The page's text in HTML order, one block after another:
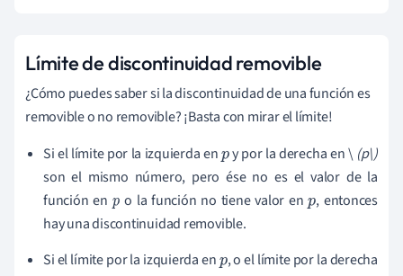
Límite de discontinuidad removible
¿Cómo puedes saber si la discontinuidad de una función es
removible o no removible? ¡Basta con mirar el límite!
Si el límite por la izquierda enpy por la derecha en \ (p\)
son el mismo número, pero ése no es el valor de la
función en p o la función no tiene valor enp, entonces
hay una discontinuidad removible.
Si el límite por la izquierda enp, o el límite por la derecha